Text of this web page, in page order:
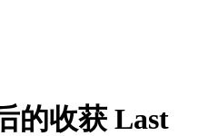
的收获 Last